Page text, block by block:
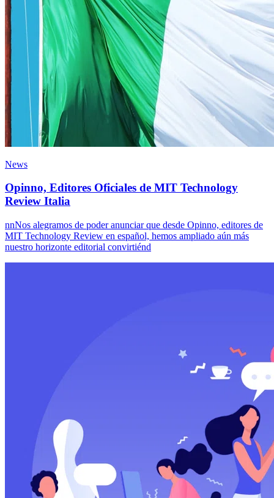
News
Opinno, Editores Oficiales de MIT Technology
Review Italia
nnNos alegramos de poder anunciar que desde Opinno, editores de
MIT Technology Review en español, hemos ampliado aún más
nuestro horizonte editorial convirtiénd